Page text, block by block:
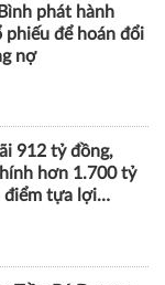
phát hành
phiếu để hoán đổi
nợ
912 tỷ đồng,
hơn 1.700 tỷ
điểm tựa lợi